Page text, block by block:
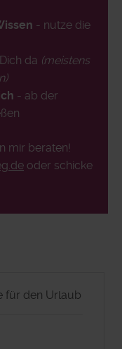
- nutze die
da (meistens
- ab der
mir beraten!
oder schicke
für den Urlaub